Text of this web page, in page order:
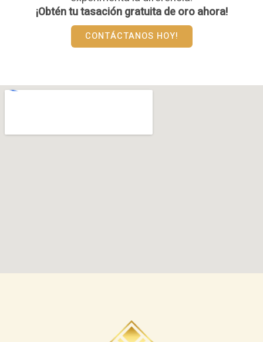
¡Obtén tu tasación gratuita de oro ahora!
CONTÁCTANOS HOY!